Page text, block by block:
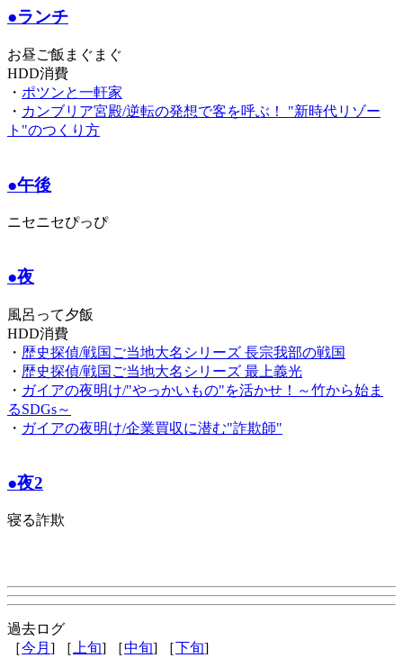
●ランチ
お昼ご飯まぐまぐ
HDD消費
・ ポツンと一軒家
・ カンブリア宮殿/逆転の発想で客を呼ぶ！ "新時代リゾー
ト"のつくり方
●午後
ニセニセぴっぴ
●夜
風呂って夕飯
HDD消費
・ 歴史探偵/戦国ご当地大名シリーズ 長宗我部の戦国
・ 歴史探偵/戦国ご当地大名シリーズ 最上義光
・ ガイアの夜明け/"やっかいもの"を活かせ！～竹から始ま
るSDGs～
・ ガイアの夜明け/企業買収に潜む"詐欺師"
●夜2
寝る詐欺
過去ログ
［今月 ] ［ 上旬] ［中旬] ［下旬]